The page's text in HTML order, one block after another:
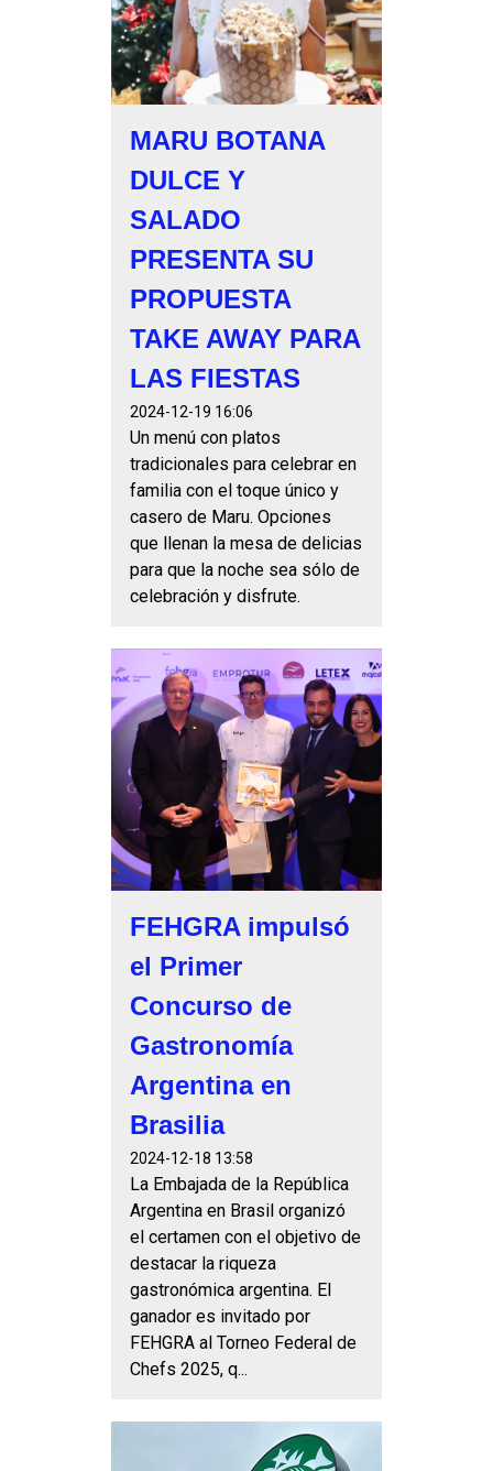
MARU BOTANA
DULCE Y
SALADO
PRESENTA SU
PROPUESTA
TAKE AWAY PARA
LAS FIESTAS
2024-12-19 16:06
Un menú con platos
tradicionales para celebrar en
familia con el toque único y
casero de Maru. Opciones
que llenan la mesa de delicias
para que la noche sea sólo de
celebración y disfrute.
FEHGRA impulsó
el Primer
Concurso de
Gastronomía
Argentina en
Brasilia
2024-12-18 13:58
La Embajada de la República
Argentina en Brasil organizó
el certamen con el objetivo de
destacar la riqueza
gastronómica argentina. El
ganador es invitado por
FEHGRA al Torneo Federal de
Chefs 2025, q...